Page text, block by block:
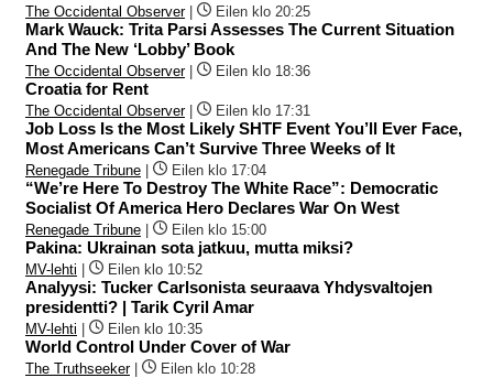
The Occidental Observer| Eilen klo 20:25
Mark Wauck: Trita Parsi Assesses The Current Situation
And The New ‘Lobby’ Book
The Occidental Observer| Eilen klo 18:36
Croatia for Rent
The Occidental Observer| Eilen klo 17:31
Job Loss Is the Most Likely SHTF Event You’ll Ever Face,
Most Americans Can’t Survive Three Weeks of It
Renegade Tribune Eilen klo 17:04
“We’re Here To Destroy The White Race”: Democratic
Socialist Of America Hero Declares War On West
Renegade Tribune Eilen klo 15:00
Pakina: Ukrainan sota jatkuu, mutta miksi?
MV-lehti Eilen klo 10:52
Analyysi: Tucker Carlsonista seuraava Yhdysvaltojen
presidentti? | Tarik Cyril Amar
MV-lehti Eilen klo 10:35
World Control Under Cover of War
The Truthseeker| Eilen klo 10:28